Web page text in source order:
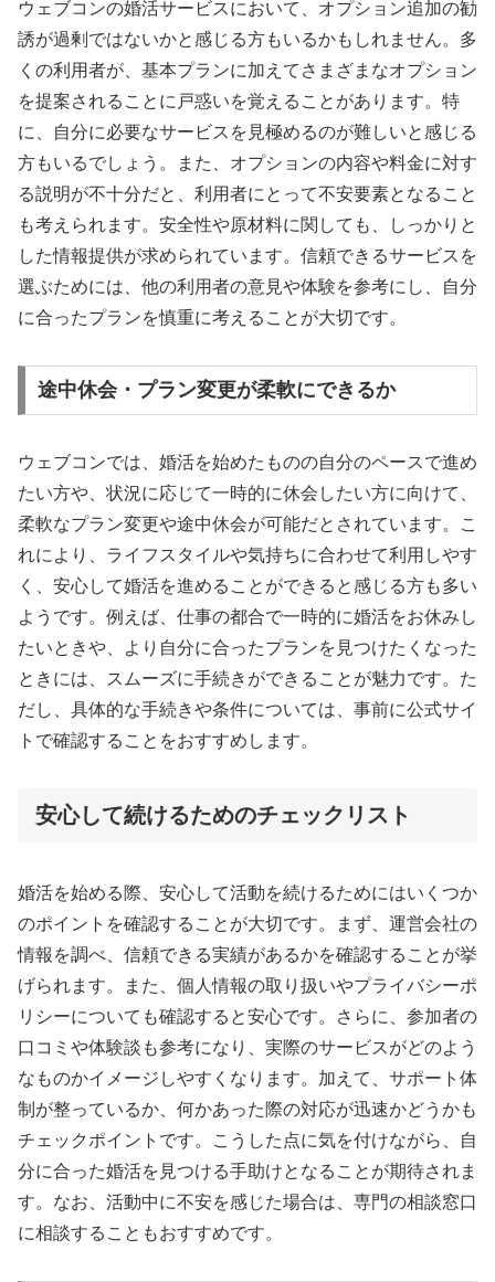
ウェブコンの婚活サービスにおいて、オプション追加の勧
誘が過剰ではないかと感じる方もいるかもしれません。多
くの利用者が、基本プランに加えてさまざまなオプション
を提案されることに戸惑いを覚えることがあります。特
に、自分に必要なサービスを見極めるのが難しいと感じる
方もいるでしょう。また、オプションの内容や料金に対す
る説明が不十分だと、利用者にとって不安要素となること
も考えられます。安全性や原材料に関しても、しっかりと
した情報提供が求められています。信頼できるサービスを
選ぶためには、他の利用者の意見や体験を参考にし、自分
に合ったプランを慎重に考えることが大切です。
途中休会・プラン変更が柔軟にできるか
ウェブコンでは、婚活を始めたものの自分のペースで進め
たい方や、状況に応じて一時的に休会したい方に向けて、
柔軟なプラン変更や途中休会が可能だとされています。こ
れにより、ライフスタイルや気持ちに合わせて利用しやす
く、安心して婚活を進めることができると感じる方も多い
ようです。例えば、仕事の都合で一時的に婚活をお休みし
たいときや、より自分に合ったプランを見つけたくなった
ときには、スムーズに手続きができることが魅力です。た
だし、具体的な手続きや条件については、事前に公式サイ
トで確認することをおすすめします。
安心して続けるためのチェックリスト
婚活を始める際、安心して活動を続けるためにはいくつか
のポイントを確認することが大切です。まず、運営会社の
情報を調べ、信頼できる実績があるかを確認することが挙
げられます。また、個人情報の取り扱いやプライバシーポ
リシーについても確認すると安心です。さらに、参加者の
口コミや体験談も参考になり、実際のサービスがどのよう
なものかイメージしやすくなります。加えて、サポート体
制が整っているか、何かあった際の対応が迅速かどうかも
チェックポイントです。こうした点に気を付けながら、自
分に合った婚活を見つける手助けとなることが期待されま
す。なお、活動中に不安を感じた場合は、専門の相談窓口
に相談することもおすすめです。